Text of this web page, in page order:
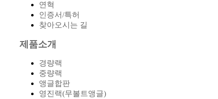
연혁
인증서/특허
찾아오시는 길
제품소개
경량랙
중량랙
앵글합판
영진랙(무볼트앵글)